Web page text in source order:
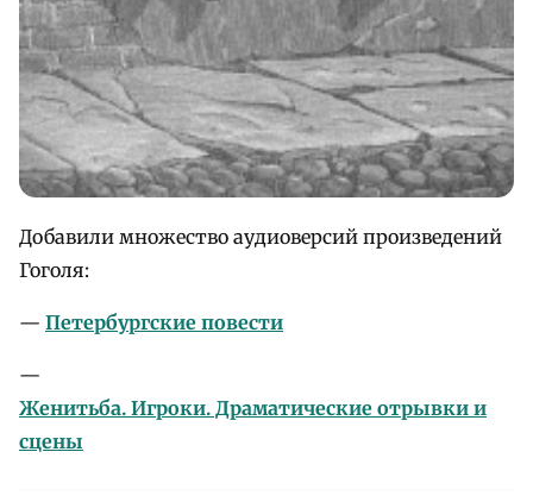
Добавили множество аудиоверсий произведений
Гоголя:
— Петербургские повести
—
Женитьба. Игроки. Драматические отрывки и
сцены